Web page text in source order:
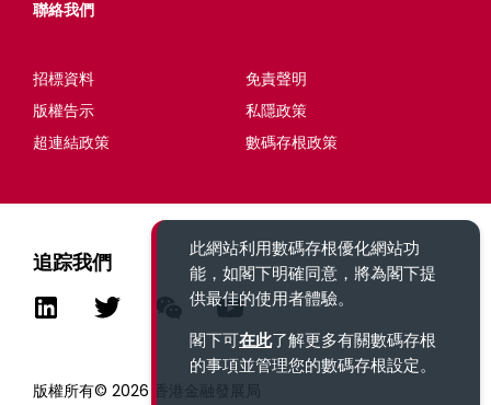
此網站利用數碼存根優化網站功
能，如閣下明確同意，將為閣下提
供最佳的使用者體驗。
閣下可在此了解更多有關數碼存根
的事項並管理您的數碼存根設定。
聯絡我們
招標資料
免責聲明
版權告示
私隱政策
超連結政策
數碼存根政策
追踪我們
版權所有© 2026 香港金融發展局